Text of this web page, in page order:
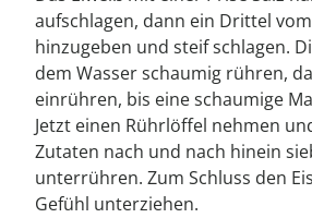
aufschlagen, dann ein Drittel
hinzugeben und steif schlagen.
dem Wasser schaumig rühren,
einrühren, bis eine schaumige
Jetzt einen Rührlöffel nehmen
Zutaten nach und nach hinein
unterrühren. Zum Schluss den
Gefühl unterziehen.